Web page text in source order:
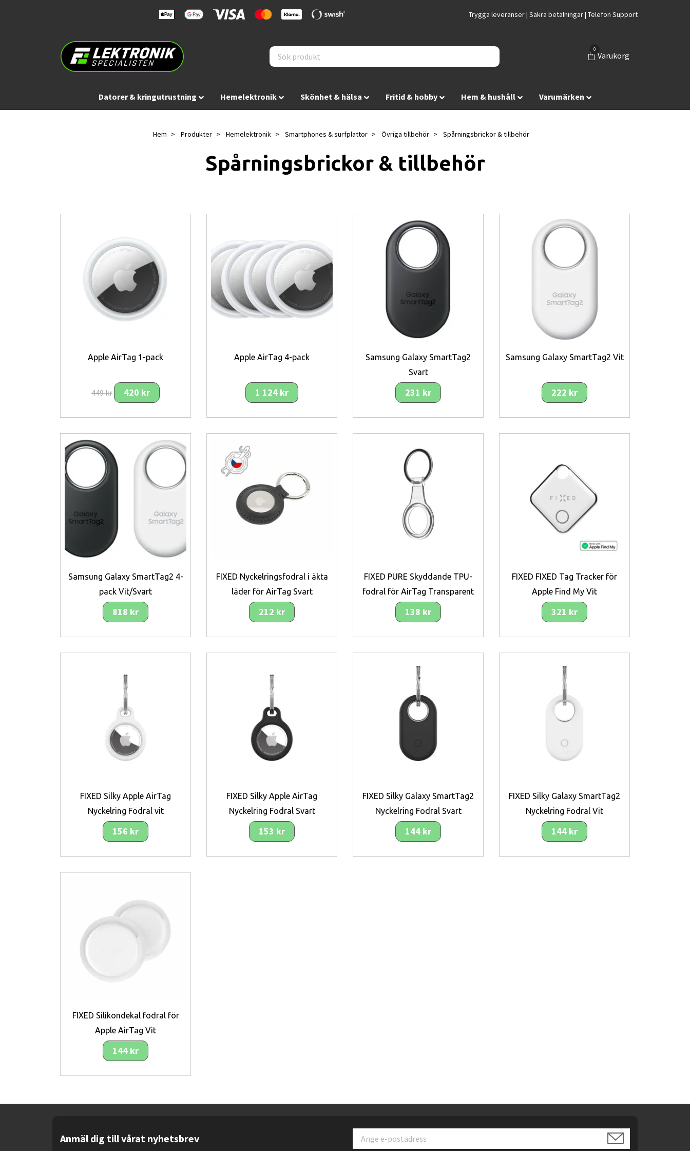
Trygga leveranser | Säkra betalningar | Telefon Support
0
Varukorg
Datorer & kringutrustning Hemelektronik Skönhet & hälsa Fritid & hobby Hem & hushåll Varumärken
Hem Produkter Hemelektronik Smartphones & surfplattor Övriga tillbehör Spårningsbrickor & tillbehör
Spårningsbrickor & tillbehör
Apple AirTag 1-pack
449 kr 420 kr
Apple AirTag 4-pack
1 124 kr
Samsung Galaxy SmartTag2
Svart
231 kr
Samsung Galaxy SmartTag2 Vit
222 kr
Samsung Galaxy SmartTag2 4-
pack Vit/Svart
818 kr
FIXED Nyckelringsfodral i äkta
läder för AirTag Svart
212 kr
FIXED PURE Skyddande TPU-
fodral för AirTag Transparent
138 kr
FIXED FIXED Tag Tracker för
Apple Find My Vit
321 kr
FIXED Silky Apple AirTag
Nyckelring Fodral vit
156 kr
FIXED Silky Apple AirTag
Nyckelring Fodral Svart
153 kr
FIXED Silky Galaxy SmartTag2
Nyckelring Fodral Svart
144 kr
FIXED Silky Galaxy SmartTag2
Nyckelring Fodral Vit
144 kr
FIXED Silikondekal fodral för
Apple AirTag Vit
144 kr
Anmäl dig till vårat nyhetsbrev